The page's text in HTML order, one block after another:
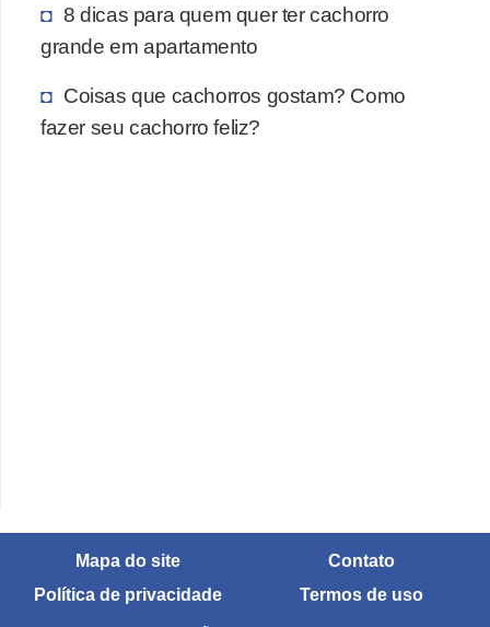
8 dicas para quem quer ter cachorro
grande em apartamento
Coisas que cachorros gostam? Como
fazer seu cachorro feliz?
Mapa do site
Contato
Política de privacidade
Termos de uso